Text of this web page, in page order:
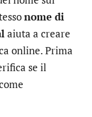
nome di
aiuta a creare
online. Prima
se il